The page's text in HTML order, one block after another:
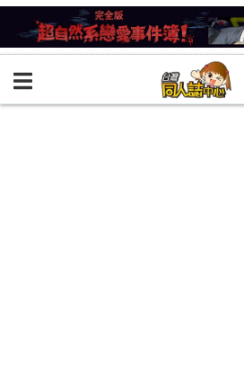
BOOKY書集倉庫